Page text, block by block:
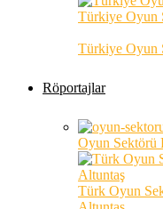
Türkiye Oyun
Türkiye Oyun
Röportajlar
Oyun Sektörü
Türk Oyun